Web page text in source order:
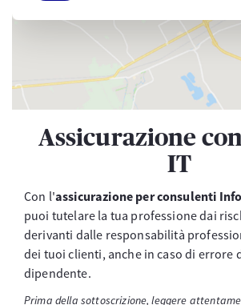
Assicurazione
IT
Con l'assicurazione per consulenti
puoi tutelare la tua professione dai
derivanti dalle responsabilità
dei tuoi clienti, anche in caso di errore
dipendente.
Prima della sottoscrizione, leggere